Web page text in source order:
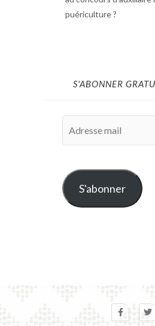
puériculture ?
S'ABONNER
S'abonner